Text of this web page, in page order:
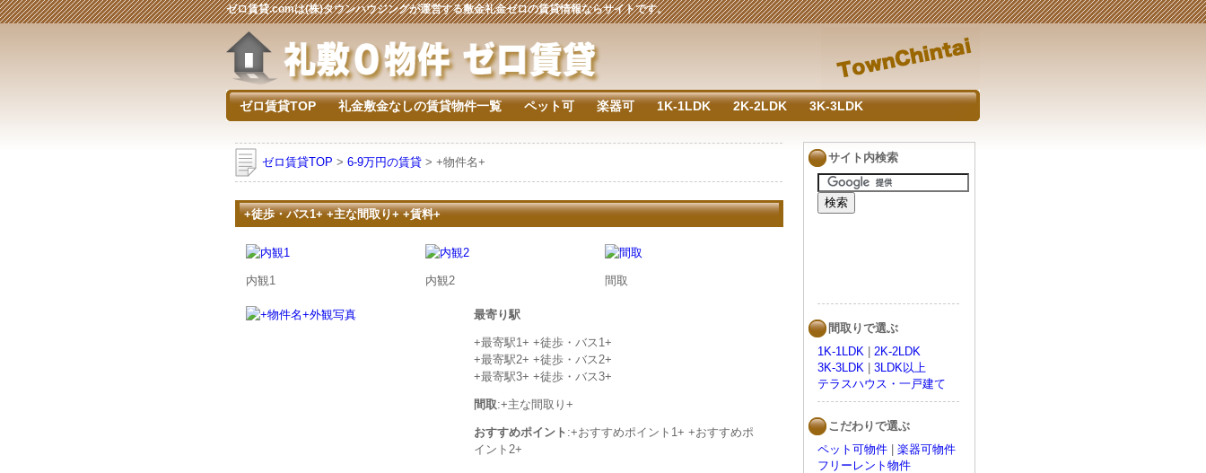
ゼロ賃貸.comは(株)タウンハウジングが運営する敷金礼金ゼロの賃貸情報ならサイトです。
ゼロ賃貸TOP 礼金敷金なしの賃貸物件一覧 ペット可 楽器可 1K-1LDK 2K-2LDK 3K-3LDK
ゼロ賃貸TOP > 6-9万円の賃貸 > +物件名+
+徒歩・バス1+ +主な間取り+ +賃料+
内観1 内観2 間取
最寄り駅
+最寄駅1+ +徒歩・バス1+
+最寄駅2+ +徒歩・バス2+
+最寄駅3+ +徒歩・バス3+
間取:+主な間取り+
おすすめポイント :+おすすめポイント1+ +おすすめポ
イント2+
サイト内検索
間取りで選ぶ
1K-1LDK
2K-2LDK
3K-3LDK
3LDK以上
テラスハウス・一戸建て
こだわりで選ぶ
ペット可物件
楽器可物件
フリーレント物件